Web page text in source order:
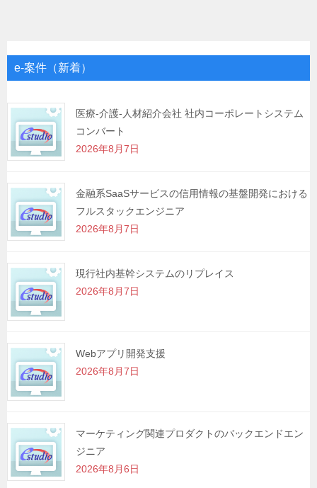
ゲ
シ
ョ
ン
e-案件（新着）
医療-介護-人材紹介会社 社内コーポレートシステム
コンバート
2026年8月7日
金融系SaaSサービスの信用情報の基盤開発における
フルスタックエンジニア
2026年8月7日
現行社内基幹システムのリプレイス
2026年8月7日
Webアプリ開発支援
2026年8月7日
マーケティング関連プロダクトのバックエンドエン
ジニア
2026年8月6日